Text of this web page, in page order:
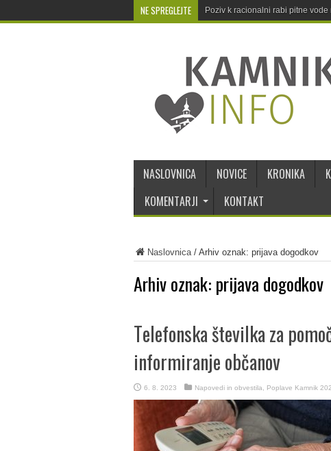
NE SPREGLEJTE Poziv k racionalni rabi pitne
NASLOVNICA NOVICE KRONIKA
KOMENTARJI
KONTAKT
Naslovnica/ Arhiv oznak: prijava dogodkov
Arhiv oznak: prijava dogodkov
Telefonska številka za
informiranje občanov
6. 8. 2023 Napovedi in obvestila Poplave Kamnik